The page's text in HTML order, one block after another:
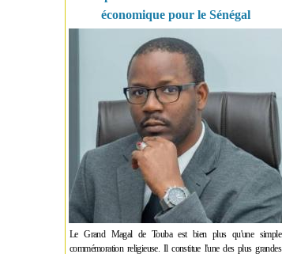
économique pour le Sénégal
Le Grand Magal de Touba est bien plus qu'une simple
commémoration religieuse. Il constitue l'une des plus grandes